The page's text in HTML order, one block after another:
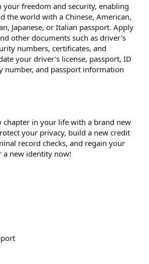
your freedom and security, enabling
the world with a Chinese, American,
Japanese, or Italian passport. Apply
other documents such as driver's
numbers, certificates, and
your driver's license, passport, ID
number, and passport information
chapter in your life with a brand new
your privacy, build a new credit
record checks, and regain your
a new identity now!